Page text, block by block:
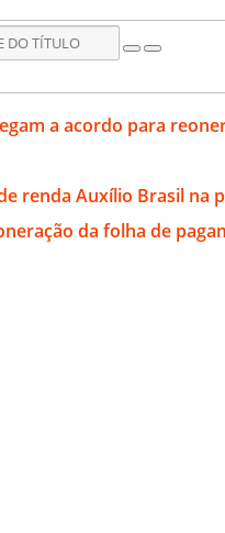
a acordo para
renda Auxílio Brasil na
da folha de